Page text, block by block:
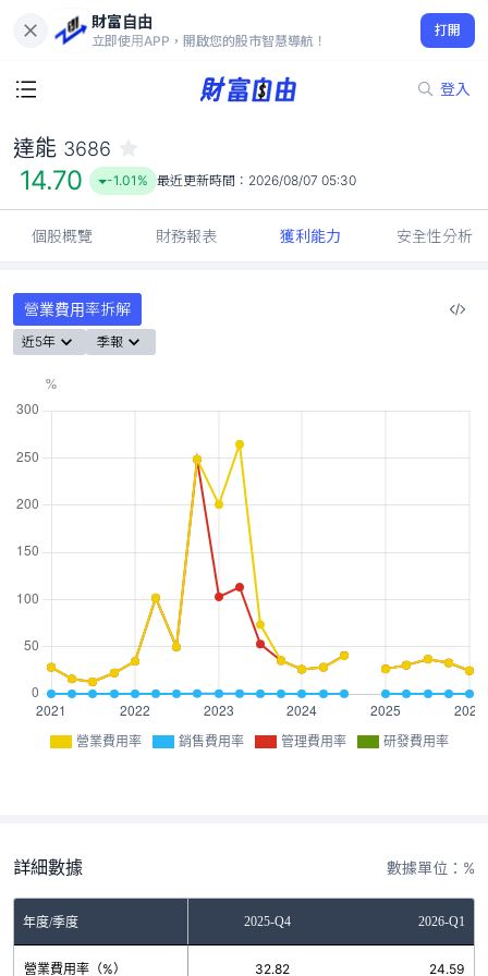
財富自由
立即使用APP，開啟您的股市智慧導航！
打開
登入
14.70
-1.01%
達能 3686
14.70 -1.01% 最近更新時間： 2026/08/07 05:30
個股概覽 財務報表 獲利能力 安全性分析
營業費用率拆解
近5年 季報
營業費用率 銷售費用率 管理費用率 研發費用率
詳細數據 數據單位：%
年度/季度2025-Q3 2025-Q4 2026-Q1
營業費用率（%）
36.74 32.82 24.59